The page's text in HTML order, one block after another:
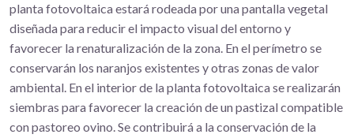
planta fotovoltaica estará rodeada por una pantalla vegetal
diseñada para reducir el impacto visual del entorno y
favorecer la renaturalización de la zona. En el perímetro se
conservarán los naranjos existentes y otras zonas de valor
ambiental. En el interior de la planta fotovoltaica se realizarán
siembras para favorecer la creación de un pastizal compatible
con pastoreo ovino. Se contribuirá a la conservación de la